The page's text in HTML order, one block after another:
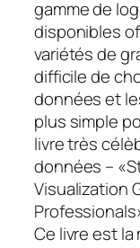
gamme de
disponibles
variétés de
difficile de
données et
plus simple
livre très
données –
Visualization
Ce livre est la